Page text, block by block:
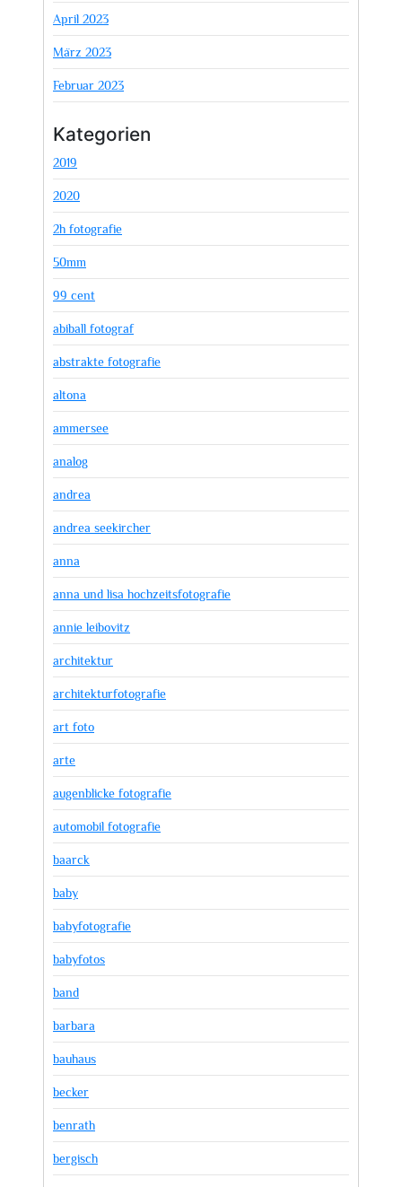
April 2023
März 2023
Februar 2023
Kategorien
2019
2020
2h fotografie
50mm
99 cent
abiball fotograf
abstrakte fotografie
altona
ammersee
analog
andrea
andrea seekircher
anna
anna und lisa hochzeitsfotografie
annie leibovitz
architektur
architekturfotografie
art foto
arte
augenblicke fotografie
automobil fotografie
baarck
baby
babyfotografie
babyfotos
band
barbara
bauhaus
becker
benrath
bergisch